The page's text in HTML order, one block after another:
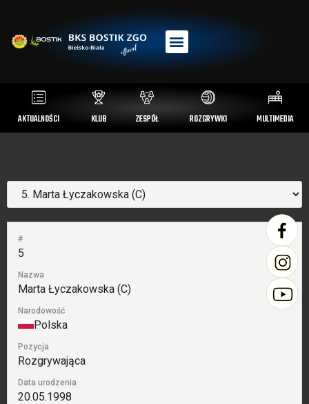
AKTUALNOŚCI KLUB ZESPÓŁ ROZGRYWKI MULTIMEDIA
#
5
Nazwa
Marta Łyczakowska (C)
Narodowość
Polska
Pozycja
Rozgrywająca
Data urodzenia
20.05.1998